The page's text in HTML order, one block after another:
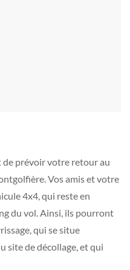
de prévoir votre retour au
Vos amis et votre
4x4, qui reste en
du vol. Ainsi, ils pourront
qui se situe
site de décollage, et qui